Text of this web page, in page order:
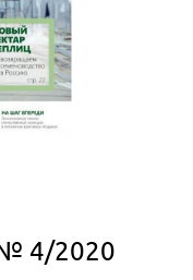
4/2020